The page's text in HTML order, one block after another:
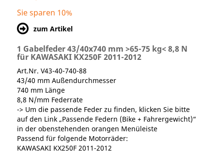
Sie sparen 10%
zum Artikel
1 Gabelfeder 43/40x740 mm >65-75 kg< 8,8 N
für KAWASAKI KX250F 2011-2012
Art.Nr. V43-40-740-88
43/40 mm Außendurchmesser
740 mm Länge
8,8 N/mm Federrate
-> Um die passende Feder zu finden, klicken Sie bitte
auf den Link „Passende Federn (Bike + Fahrergewicht)“
in der obenstehenden orangen Menüleiste
Passend für folgende Motorräder:
KAWASAKI KX250F 2011-2012